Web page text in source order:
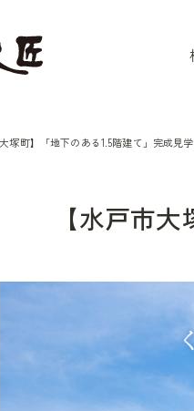
大塚町】「地下のある1.5階建て」完成見
【水戸市